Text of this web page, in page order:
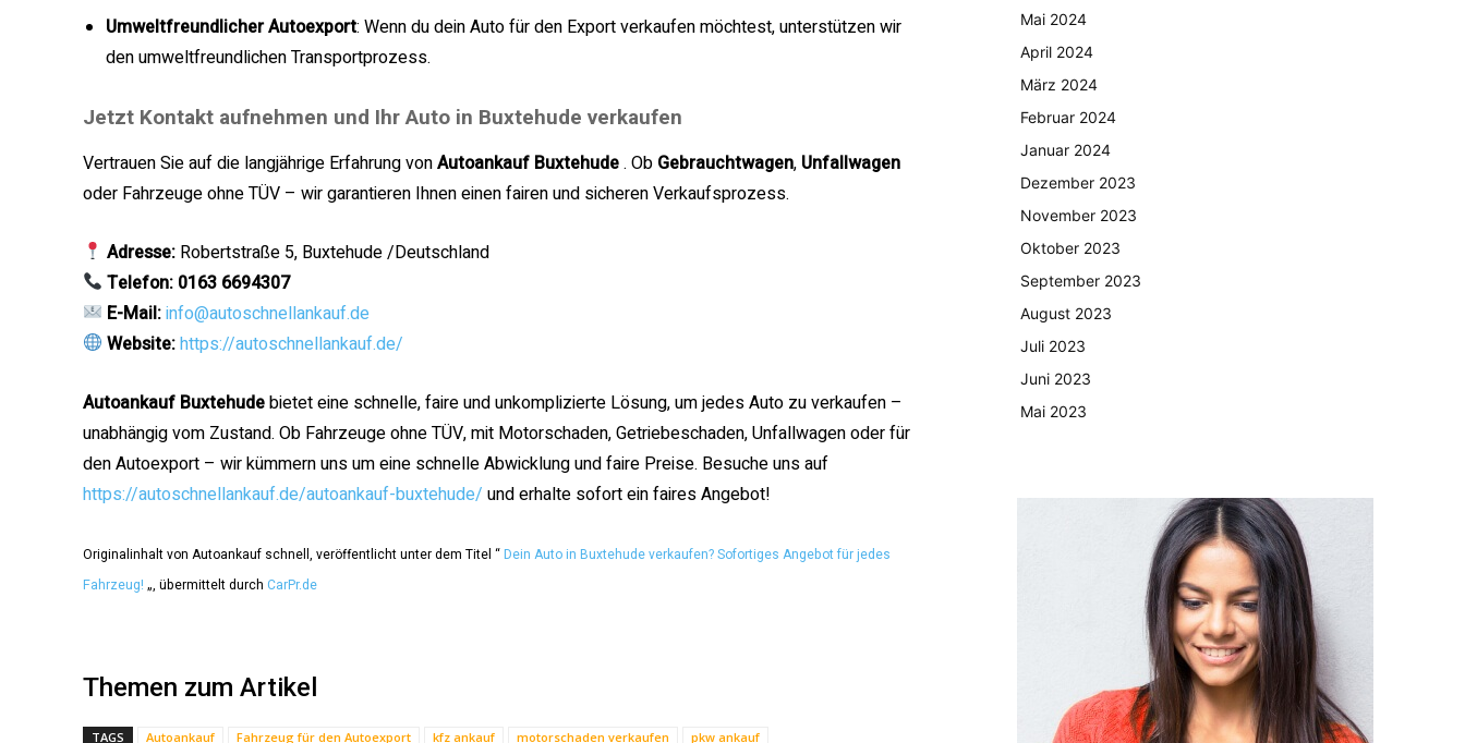
Umweltfreundlicher Autoexport: Wenn du dein Auto für den Export verkaufen möchtest, unterstützen wir
den umweltfreundlichen Transportprozess.
Jetzt Kontakt aufnehmen und Ihr Auto in Buxtehude verkaufen
Vertrauen Sie auf die langjährige Erfahrung vonAutoankauf Buxtehude. Ob Gebrauchtwagen, Unfallwagen
oder Fahrzeuge ohne TÜV – wir garantieren Ihnen einen fairen und sicheren Verkaufsprozess.
Adresse: Robertstraße 5, Buxtehude /Deutschland
Telefon: 0163 6694307
E-Mail:info@autoschnellankauf.de
Website:https://autoschnellankauf.de/
Autoankauf Buxtehudebietet eine schnelle, faire und unkomplizierte Lösung, um jedes Auto zu verkaufen –
unabhängig vom Zustand. Ob Fahrzeuge ohne TÜV, mit Motorschaden, Getriebeschaden, Unfallwagen oder für
den Autoexport – wir kümmern uns um eine schnelle Abwicklung und faire Preise. Besuche uns auf
https://autoschnellankauf.de/autoankauf-buxtehude/ und erhalte sofort ein faires Angebot!
Originalinhalt von Autoankauf schnell, veröffentlicht unter dem Titel “Dein Auto in Buxtehude verkaufen? Sofortiges Angebot für jedes
Fahrzeug! „, übermittelt durch CarPr.de
Themen zum Artikel
TAGS Autoankauf Fahrzeug für den Autoexport kfz ankauf motorschaden verkaufen pkw ankauf
Mai 2024
April 2024
März 2024
Februar 2024
Januar 2024
Dezember 2023
November 2023
Oktober 2023
September 2023
August 2023
Juli 2023
Juni 2023
Mai 2023